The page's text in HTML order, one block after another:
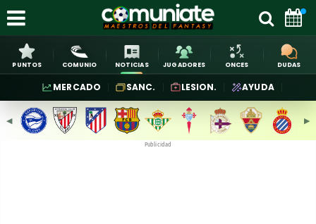
PUNTOS COMUNIO NOTICIAS JUGADORES ONCES DUDAS
MERCADO SANC. LESION. AYUDA
◀︎ ▶︎
Publicidad